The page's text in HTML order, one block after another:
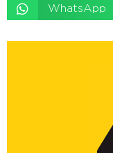
WhatsApp